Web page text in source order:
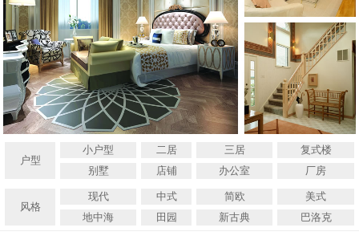
户型
小户型 二居 三居
复式楼
别墅
店铺 办公室 厂房
风格
现代 中式 简欧
美式
地中海
田园 新古典 巴洛克